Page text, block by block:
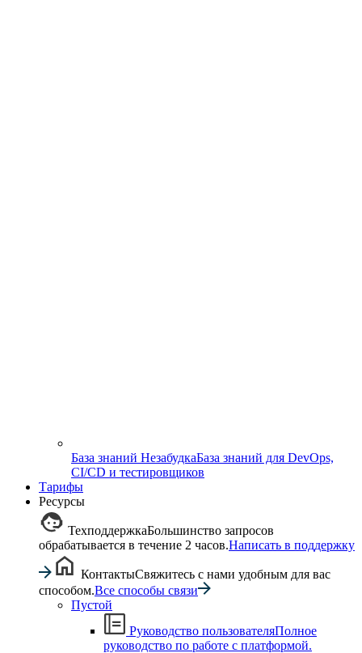
База знаний НезабудкаБаза знаний для DevOps,
CI/CD и тестировщиков
Тарифы
Ресурсы
ТехподдержкаБольшинство запросов
обрабатывается в течение 2 часов.Написать в поддержку
КонтактыСвяжитесь с нами удобным для вас
способом.Все способы связи
Пустой
Руководство пользователяПолное
руководство по работе с платформой.